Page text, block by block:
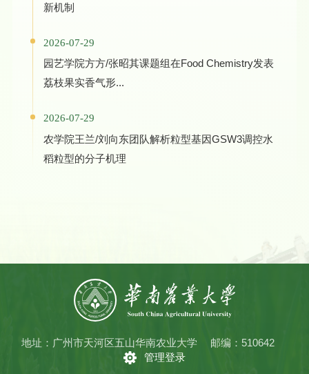
新机制
2026-07-29
园艺学院方方/张昭其课题组在Food Chemistry发表
荔枝果实香气形...
2026-07-29
农学院王兰/刘向东团队解析粒型基因GSW3调控水
稻粒型的分子机理
地址：广州市天河区五山华南农业大学
邮编：510642
管理登录